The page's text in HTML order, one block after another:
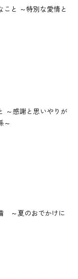
こと ～特別な愛情と
～感謝と思いやりが
～
～夏のおでかけに